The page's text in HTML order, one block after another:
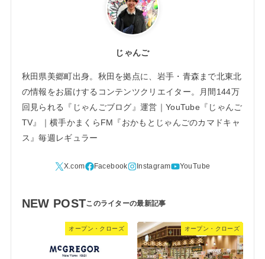
じゃんご
秋田県美郷町出身。秋田を拠点に、岩手・青森まで北東北
の情報をお届けするコンテンツクリエイター。月間144万
回見られる『じゃんごブログ』運営｜YouTube『じゃんご
TV』｜横手かまくらFM『おかもとじゃんごのカマドキャ
ス』毎週レギュラー
NEW POST
オープン・クローズ オープン・クローズ